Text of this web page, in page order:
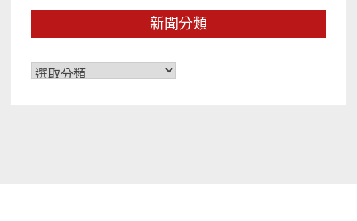
新聞分類
新